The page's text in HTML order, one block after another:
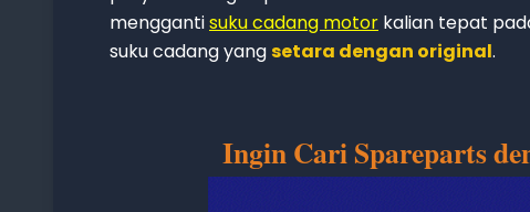
menggantisuku cadang motor kalian tepat
suku cadang yangsetara dengan original.
Ingin Cari Spareparts